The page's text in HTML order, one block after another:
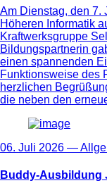
Am Dienstag, den 7.
Höheren Informatik
Kraftwerksgruppe
Bildungspartnerin
einen spannenden
Funktionsweise des
herzlichen
die neben den
06. Juli 2026 —
Buddy-Ausbildung